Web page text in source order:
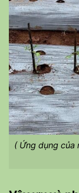
( Ứng dụng của